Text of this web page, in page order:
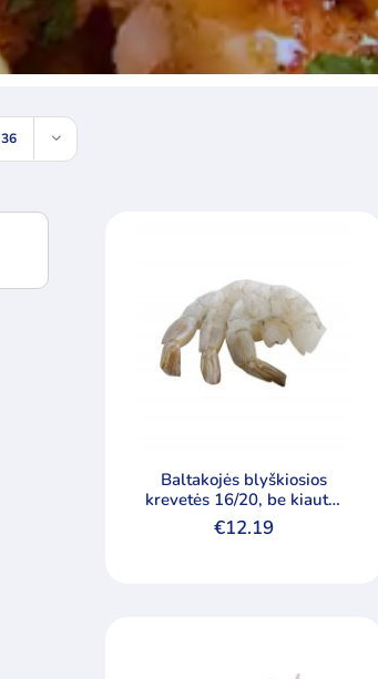
36
Baltakojės blyškiosios
krevetės 16/20, be kiauto,
be galvos, su uodega,
nevirtos, sušaldytos 1kg
€12.19